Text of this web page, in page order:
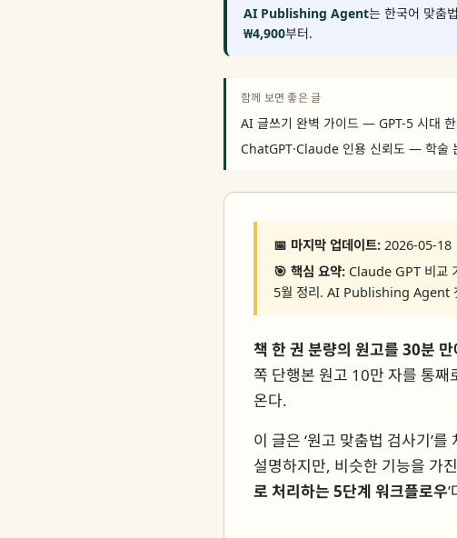
AI Publishing Agent는 한국어 맞춤
₩4,900부터.
함께 보면 좋은 글
AI 글쓰기 완벽 가이드 — GPT-5 시대
ChatGPT·Claude 인용 신뢰도 — 학술
📅 마지막 업데이트: 2026-05-
🎯 핵심 요약: Claude GPT 비교
5월 정리. AI Publishing Agent
책 한 권 분량의 원고를 30분
쪽 단행본 원고 10만 자를 통째
온다.
이 글은 ‘원고 맞춤법 검사기’
설명하지만, 비슷한 기능을 가
로 처리하는 5단계 워크플로우